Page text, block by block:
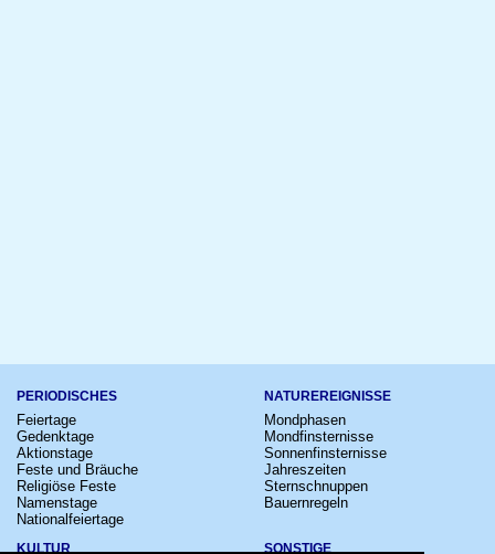
PERIODISCHES
Feiertage
Gedenktage
Aktionstage
Feste und Bräuche
Religiöse Feste
Namenstage
Nationalfeiertage
NATUREREIGNISSE
Mondphasen
Mondfinsternisse
Sonnenfinsternisse
Jahreszeiten
Sternschnuppen
Bauernregeln
KULTUR SONSTIGE